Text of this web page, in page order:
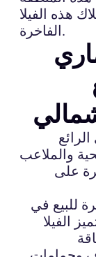
هذه الفيلا
الفاخرة.
والملاعب
على
للبيع في
الفيلا